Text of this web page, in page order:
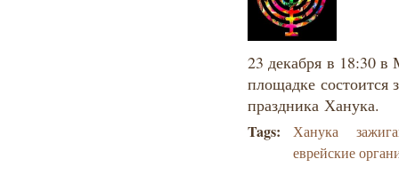
23 декабря в 18:30 в
площадке состоится
праздника Ханука.
Tags: Ханука
еврейские